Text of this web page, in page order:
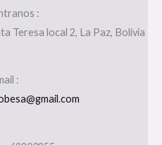
:
Teresa local 2, La Paz, Bolivia
: